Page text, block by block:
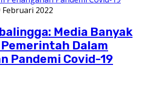
Februari 2022
Media Banyak
Dalam
Pandemi Covid-19